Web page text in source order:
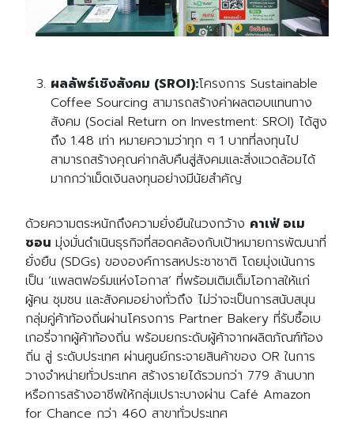
ผลลัพธ์เชิงสังคม (SROI):โครงการ Sustainable
Coffee Sourcing สามารถสร้างค่าผลตอบแทนทาง
สังคม (Social Return on Investment: SROI) ได้สูง
ถึง 1.48 เท่า หมายความว่าทุก ๆ 1 บาทที่ลงทุนไป
สามารถสร้างคุณค่ากลับคืนสู่สังคมและสิ่งแวดล้อมได้
มากกว่าเม็ดเงินลงทุนอย่างมีนัยสำคัญ
ด้วยความตระหนักถึงความยั่งยืนในวงกว้าง คาเฟ่ อเม
ซอน มุ่งมั่นดำเนินธุรกิจที่สอดคล้องกับเป้าหมายการพัฒนาที่
ยั่งยืน (SDGs) ขององค์การสหประชาชาติ โดยมุ่งเน้นการ
เป็น ‘แพลตฟอร์มแห่งโอกาส’ ที่พร้อมเติมเต็มโอกาสให้แก่
ผู้คน ชุมชน และสังคมอย่างทั่วถึง ไม่ว่าจะเป็นการสนับสนุน
กลุ่มคู่ค้าท้องถิ่นผ่านโครงการ Partner Bakery ที่รับซื้อเบ
เกอรี่จากผู้ค้าท้องถิ่น พร้อมยกระดับผู้ค้าจากผลิตภัณฑ์ท้อง
ถิ่น สู่ ระดับประเทศ ผ่านศูนย์กระจายสินค้าของ OR ในการ
วางจำหน่ายทั่วประเทศ สร้างรายได้รวมกว่า 779 ล้านบาท
หรือการสร้างอาชีพให้กลุ่มเปราะบางผ่าน Café Amazon
for Chance กว่า 460 สาขาทั่วประเทศ